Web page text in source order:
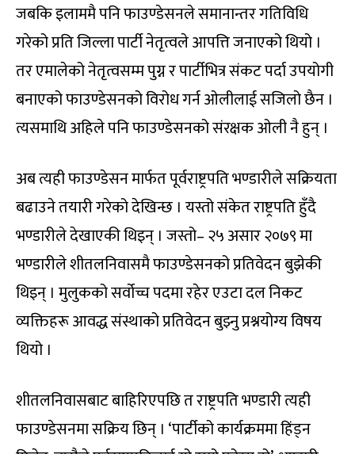
जबकि इलाममै पनि फाउण्डेसनले समानान्तर गतिविधि
गरेको प्रति जिल्ला पार्टी नेतृत्वले आपत्ति जनाएको थियो ।
तर एमालेको नेतृत्वसम्म पुग्न र पार्टीभित्र संकट पर्दा उपयोगी
बनाएको फाउण्डेसनको विरोध गर्न ओलीलाई सजिलो छैन ।
त्यसमाथि अहिले पनि फाउण्डेसनको संरक्षक ओली नै हुन् ।
अब त्यही फाउण्डेसन मार्फत पूर्वराष्ट्रपति भण्डारीले सक्रियता
बढाउने तयारी गरेको देखिन्छ । यस्तो संकेत राष्ट्रपति हुँदै
भण्डारीले देखाएकी थिइन् । जस्तो– २५ असार २०७९ मा
भण्डारीले शीतलनिवासमै फाउण्डेसनको प्रतिवेदन बुझेकी
थिइन् । मुलुकको सर्वोच्च पदमा रहेर एउटा दल निकट
व्यक्तिहरू आवद्ध संस्थाको प्रतिवेदन बुझ्नु प्रश्नयोग्य विषय
थियो ।
शीतलनिवासबाट बाहिरिएपछि त राष्ट्रपति भण्डारी त्यही
फाउण्डेसनमा सक्रिय छिन् । ‘पार्टीको कार्यक्रममा हिंड्न